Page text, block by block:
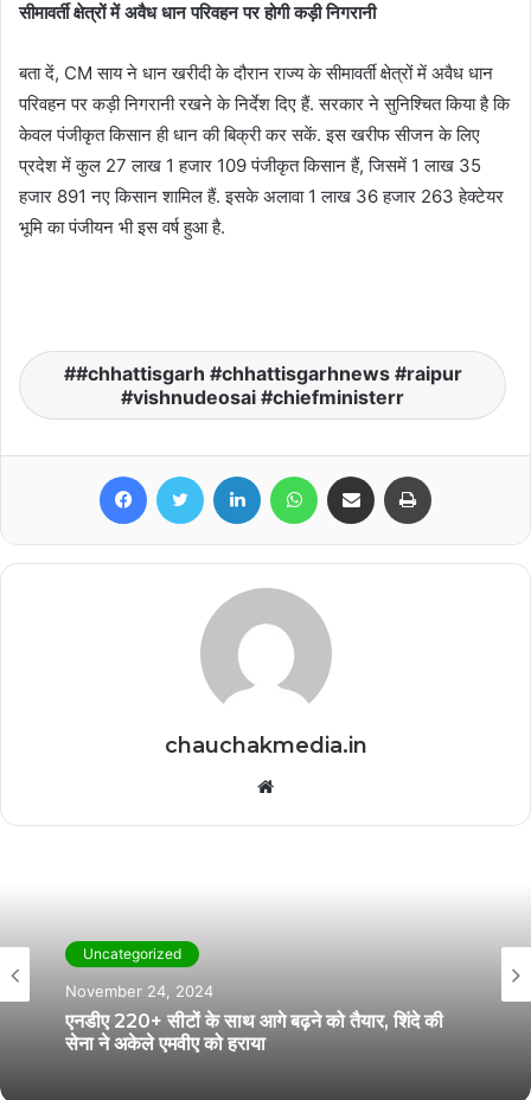
सीमावर्ती क्षेत्रों में अवैध धान परिवहन पर होगी कड़ी निगरानी
बता दें, CM साय ने धान खरीदी के दौरान राज्य के सीमावर्ती क्षेत्रों में अवैध धान
परिवहन पर कड़ी निगरानी रखने के निर्देश दिए हैं. सरकार ने सुनिश्चित किया है कि
केवल पंजीकृत किसान ही धान की बिक्री कर सकें. इस खरीफ सीजन के लिए
प्रदेश में कुल 27 लाख 1 हजार 109 पंजीकृत किसान हैं, जिसमें 1 लाख 35
हजार 891 नए किसान शामिल हैं. इसके अलावा 1 लाख 36 हजार 263 हेक्टेयर
भूमि का पंजीयन भी इस वर्ष हुआ है.
#chhattisgarh #chhattisgarhnews #raipur
#vishnudeosai #chiefministerr
FacebookTwitter LinkedIn WhatsAppShare via Email
chauchakmedia.in
Website
Uncategorized
November 24, 2024
एनडीए 220+ सीटों के साथ आगे बढ़ने को तैयार, शिंदे की
सेना ने अकेले एमवीए को हराया